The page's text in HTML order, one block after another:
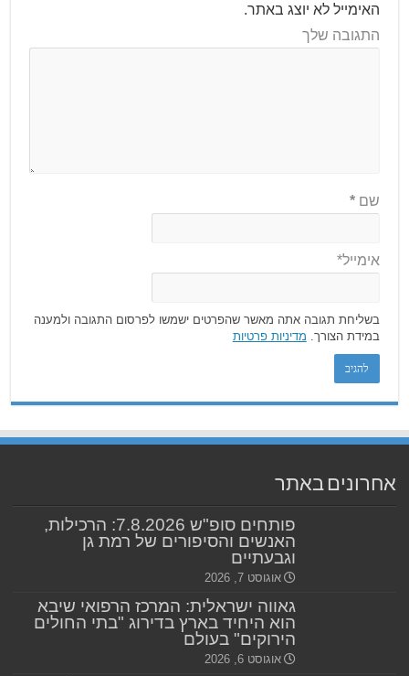
האימייל לא יוצג באתר.
התגובה שלך
שם*
אימייל*
בשליחת תגובה אתה מאשר שהפרטים ישמשו לפרסום התגובה ולמענה
במידת הצורך. מדיניות פרטיות
אחרונים באתר
פותחים סופ"ש 7.8.2026: הרכילות,
האנשים והסיפורים של רמת גן
וגבעתיים
אוגוסט 7, 2026
גאווה ישראלית: המרכז הרפואי שיבא
הוא היחיד בארץ בדירוג "בתי החולים
הירוקים" בעולם
אוגוסט 6, 2026